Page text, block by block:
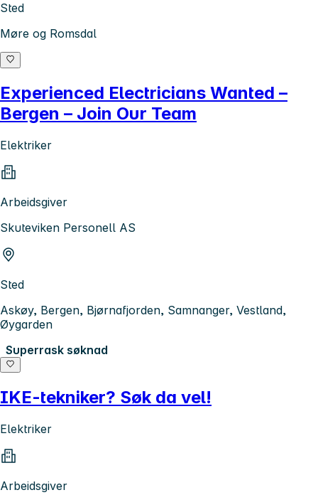
Sted
Møre og Romsdal
Experienced Electricians Wanted –
Bergen – Join Our Team
Elektriker
Arbeidsgiver
Skuteviken Personell AS
Sted
Askøy, Bergen, Bjørnafjorden, Samnanger, Vestland,
Øygarden
Superrask søknad
IKE-tekniker? Søk da vel!
Elektriker
Arbeidsgiver